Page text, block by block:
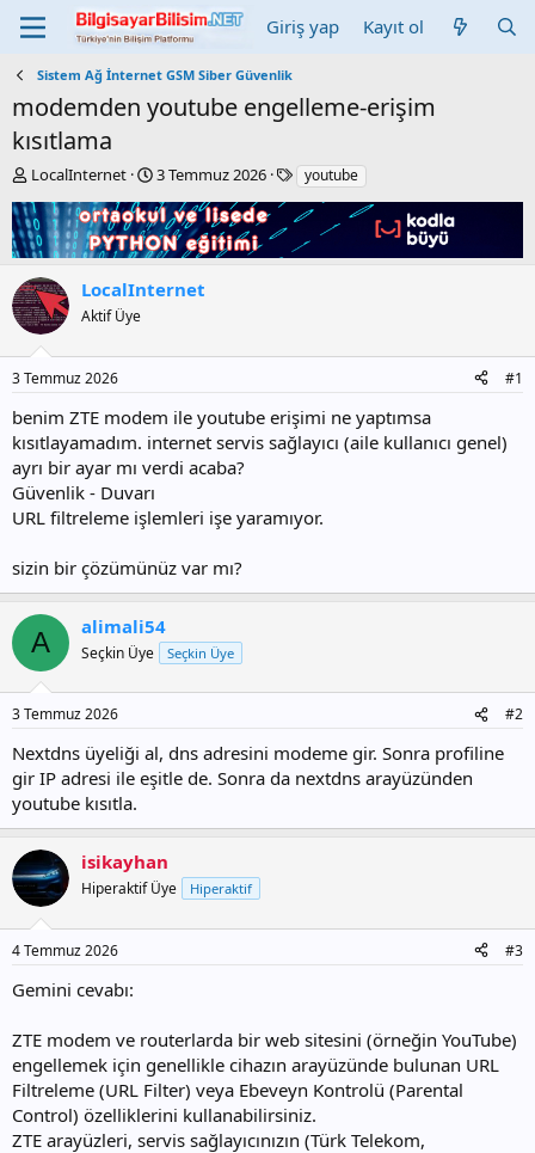
Giriş yap Kayıt ol
Sistem Ağ İnternet GSM Siber Güvenlik
modemden youtube engelleme-erişim
kısıtlama
K
n
b
u
y
u
b
a
l
a
t
a
n
LocalInternet
B
ş
l
a
g
a
r
h
i
3 Temmuz 2026
E
i
e
youtube
LocalInternet
Aktif Üye
3 Temmuz 2026 #1
benim ZTE modem ile youtube erişimi ne yaptımsa
kısıtlayamadım. internet servis sağlayıcı (aile kullanıcı genel)
ayrı bir ayar mı verdi acaba?
Güvenlik - Duvarı
URL filtreleme işlemleri işe yaramıyor.
sizin bir çözümünüz var mı?
A alimali54
Seçkin Üye Seçkin Üye
3 Temmuz 2026 #2
Nextdns üyeliği al, dns adresini modeme gir. Sonra profiline
gir IP adresi ile eşitle de. Sonra da nextdns arayüzünden
youtube kısıtla.
isikayhan
Hiperaktif Üye Hiperaktif
4 Temmuz 2026 #3
Gemini cevabı:
ZTE modem ve routerlarda bir web sitesini (örneğin YouTube)
engellemek için genellikle cihazın arayüzünde bulunan URL
Filtreleme (URL Filter) veya Ebeveyn Kontrolü (Parental
Control) özelliklerini kullanabilirsiniz.
ZTE arayüzleri, servis sağlayıcınızın (Türk Telekom,